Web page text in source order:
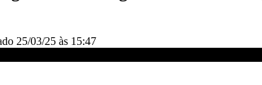
25/03/25 às 15:47